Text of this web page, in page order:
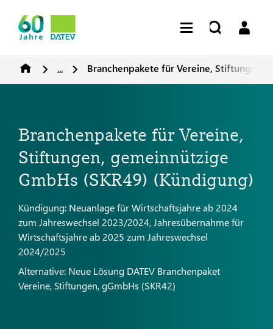
... Branchenpakete für Vereine, Stiftungen,
Branchenpakete für Vereine,
Stiftungen, gemeinnützige
GmbHs (SKR49) (Kündigung)
Kündigung: Neuanlage für Wirtschaftsjahre ab 2024
zum Jahreswechsel 2023/2024, Jahresübernahme für
Wirtschaftsjahre ab 2025 zum Jahreswechsel
2024/2025
Alternative: Neue Lösung DATEV Branchenpaket
Vereine, Stiftungen, gGmbHs (SKR42)